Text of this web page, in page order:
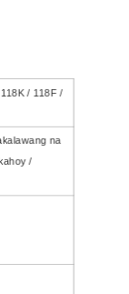
/ 118F /
na
/